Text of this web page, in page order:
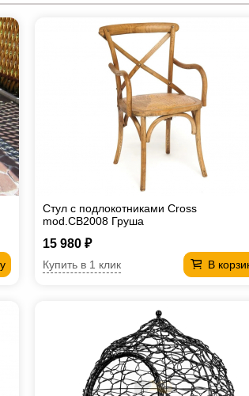
Стул с подлокотниками Cross
mod.CB2008 Груша
15 980 ₽
В
Купить в 1 клик